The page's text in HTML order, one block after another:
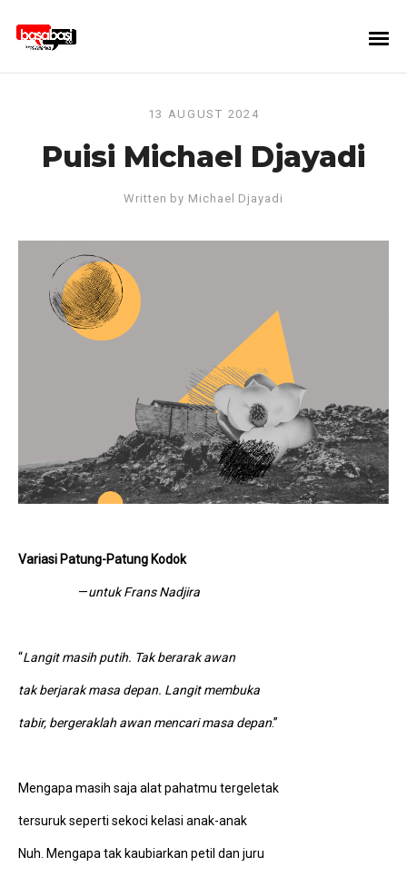
13 AUGUST 2024
Puisi Michael Djayadi
Written by Michael Djayadi
Variasi Patung-Patung Kodok
—untuk Frans Nadjira
“Langit masih putih. Tak berarak awan
tak berjarak masa depan. Langit membuka
tabir, bergeraklah awan mencari masa depan.”
Mengapa masih saja alat pahatmu tergeletak
tersuruk seperti sekoci kelasi anak-anak
Nuh. Mengapa tak kaubiarkan petil dan juru